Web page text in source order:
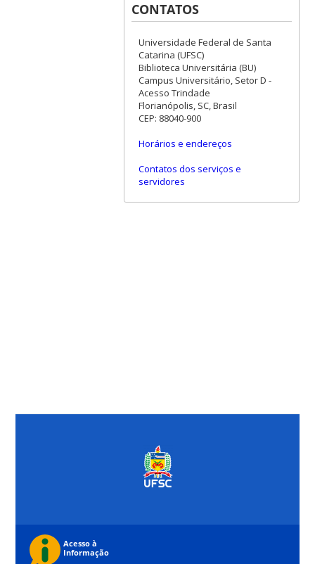
CONTATOS
Universidade Federal de Santa
Catarina (UFSC)
Biblioteca Universitária (BU)
Campus Universitário, Setor D -
Acesso Trindade
Florianópolis, SC, Brasil
CEP: 88040-900
Horários e endereços
Contatos dos serviços e
servidores